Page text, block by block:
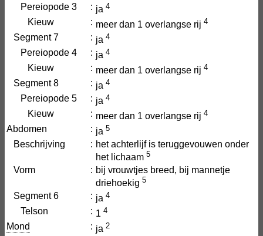
Pereiopode 3 : ja 4
Kieuw : meer dan 1 overlangse rij 4
Segment 7 : ja 4
Pereiopode 4 : ja 4
Kieuw : meer dan 1 overlangse rij 4
Segment 8 : ja 4
Pereiopode 5 : ja 4
Kieuw : meer dan 1 overlangse rij 4
Abdomen : ja 5
Beschrijving : het achterlijf is teruggevouwen onder
het lichaam 5
Vorm : bij vrouwtjes breed, bij mannetje
driehoekig 5
Segment 6 : ja 4
Telson : 1 4
Mond : ja 2